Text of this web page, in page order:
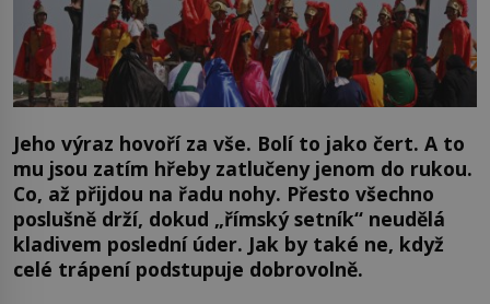
Jeho výraz hovoří za vše. Bolí to jako čert. A to
mu jsou zatím hřeby zatlučeny jenom do rukou.
Co, až přijdou na řadu nohy. Přesto všechno
poslušně drží, dokud „římský setník“ neudělá
kladivem poslední úder. Jak by také ne, když
celé trápení podstupuje dobrovolně.